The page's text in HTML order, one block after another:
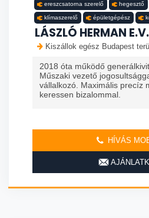
ereszcsatorna szerelő hegesztő
klímaszerelő épületgépész
LÁSZLÓ HERMAN E.V.
Kiszállok egész Budapest
2018 óta működő
Műszaki vezető
vállalkozó. Maximális precíz
keressen bizalommal.
HÍVÁS